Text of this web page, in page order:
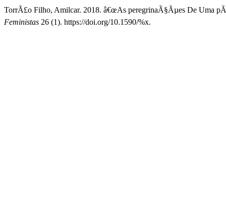
TorrÃ£o Filho, Amilcar. 2018. â€œAs peregrinaÃ§Ãµes De Uma
Feministas 26 (1). https://doi.org/10.1590/%x.